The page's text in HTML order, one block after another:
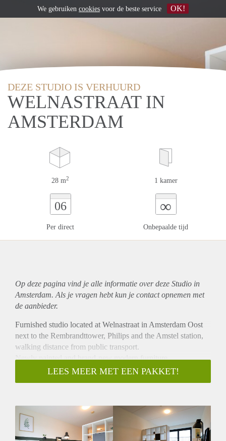
DEZE STUDIO IS VERHUURD
WELNASTRAAT IN
AMSTERDAM
28 m2 1 kamer
06
Per direct
∞
Onbepaalde tijd
Op deze pagina vind je alle informatie over deze Studio in
Amsterdam. Als je vragen hebt kun je contact opnemen met
de aanbieder.
Furnished studio located at Welnastraat in Amsterdam Oost
next to the Rembrandttower, Philips and the Amstel station,
walking distance from public transport.
Newly painted and brand-new modern furniture.
- Available directly for a minimum of 12 months
- Registration possible
- Fully furnished
- 28m2
- Bathroom with toilet, sink, shower.
LEES MEER MET EEN PAKKET!
We gebruiken cookies voor de beste service OK!